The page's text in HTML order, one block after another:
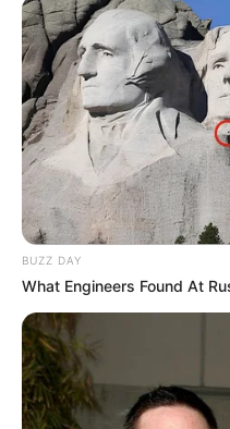
BUZZ DAY
What Engineers Found At